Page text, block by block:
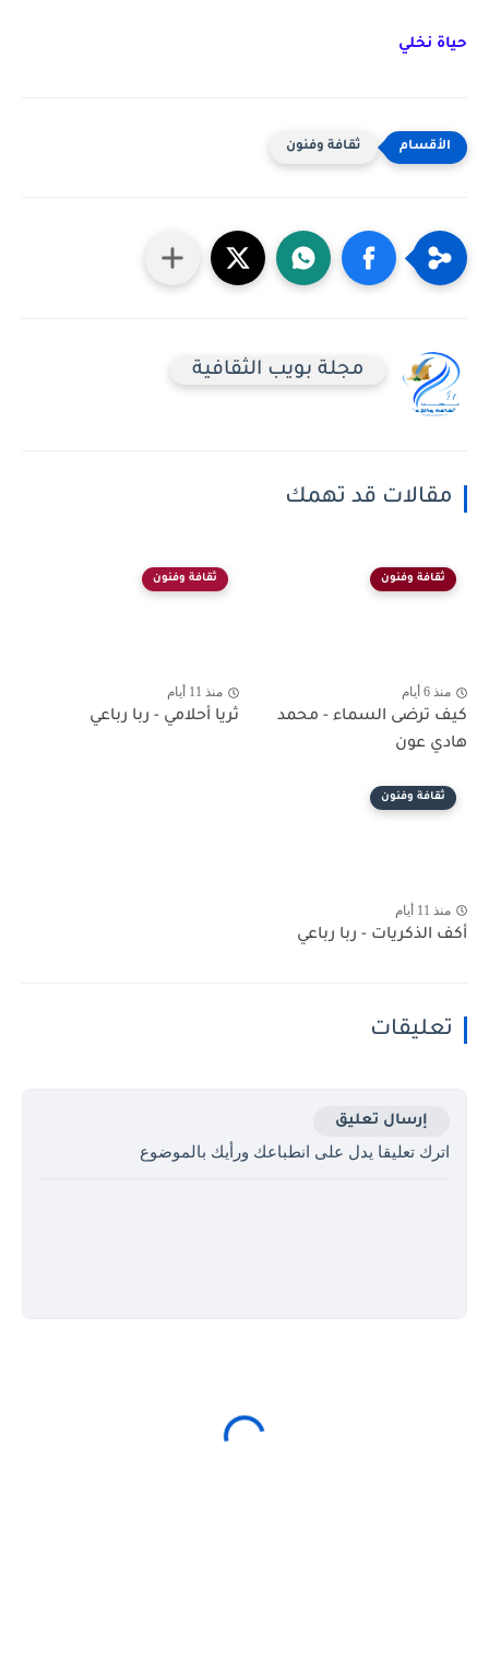
حياة نخلي
ثقافة وفنون
مجلة بويب الثقافية
مقالات قد تهمك
ثقافة وفنون
منذ 6 أيام
كيف ترضى السماء - محمد
هادي عون
ثقافة وفنون
منذ 11 أيام
ثريا أحلامي - ربا رباعي
ثقافة وفنون
منذ 11 أيام
أكف الذكريات - ربا رباعي
تعليقات
إرسال تعليق
اترك تعليقا يدل على انطباعك ورأيك بالموضوع